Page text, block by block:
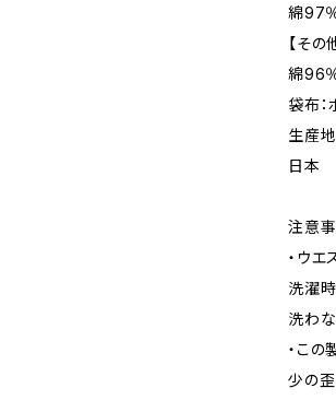
綿97
【その
綿96
袋布
生産地
日本
注意
・ウエ
洗濯
洗わな
・こ
少の歪